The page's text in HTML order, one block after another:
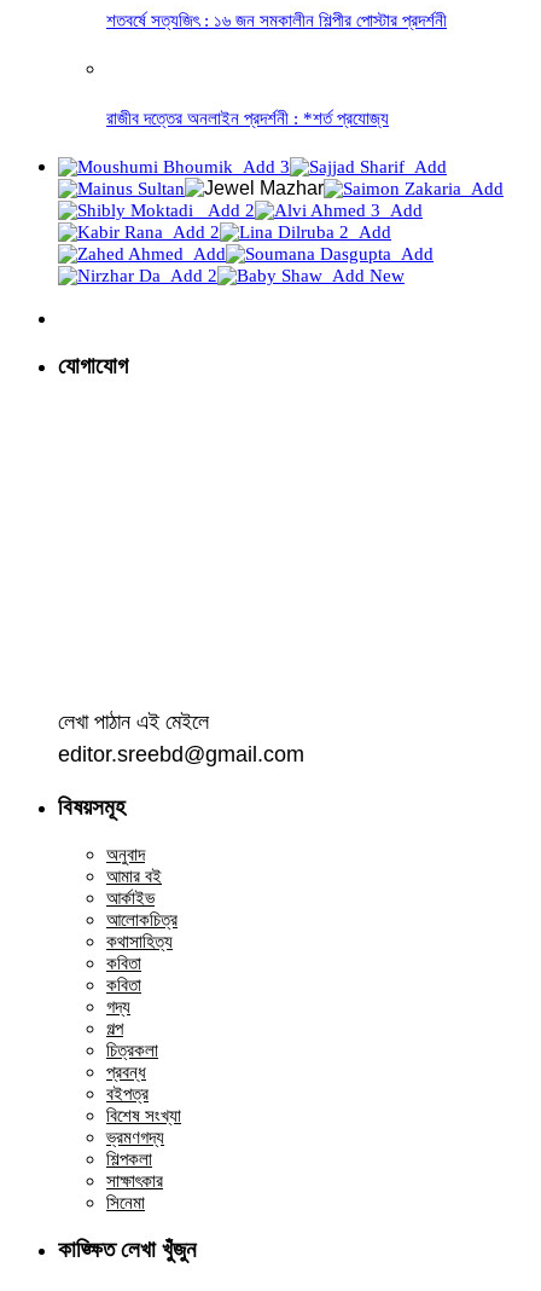
শতবর্ষে সত্যজিৎ : ১৬ জন সমকালীন শিল্পীর পোস্টার প্রদর্শনী
রাজীব দত্তের অনলাইন প্রদর্শনী : *শর্ত প্রযোজ্য
যোগাযোগ
লেখা পাঠান এই মেইলে
editor.sreebd@gmail.com
বিষয়সমূহ
অনুবাদ
আমার বই
আর্কাইভ
আলোকচিত্র
কথাসাহিত্য
কবিতা
কবিতা
গদ্য
গল্প
চিত্রকলা
প্রবন্ধ
বইপত্র
বিশেষ সংখ্যা
ভ্রমণগদ্য
শিল্পকলা
সাক্ষাৎকার
সিনেমা
কাঙ্ক্ষিত লেখা খুঁজুন